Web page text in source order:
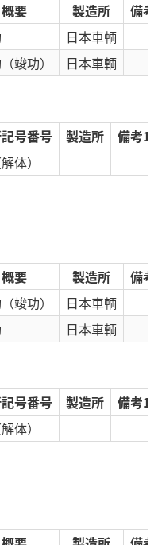
概要 製造所
備
日本車輌
（竣功） 日本車輌
号番号 製造所
備考1
解体）
概要 製造所
備
（竣功）
日本車輌
日本車輌
号番号 製造所
備考1
解体）